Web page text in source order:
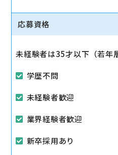
店長候補は売り上げや商品
応募資格
未経験者は35才以下（若年
学歴不問
未経験者歓迎
業界経験者歓迎
新卒採用あり